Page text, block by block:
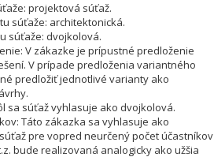
projektová súťaž.
súťaže: architektonická.
súťaže: dvojkolová.
V zákazke je prípustné predloženie
V prípade predloženia variantného
predložiť jednotlivé varianty ako
sa súťaž vyhlasuje ako dvojkolová.
Táto zákazka sa vyhlasuje ako
pre vopred neurčený počet účastníkov
bude realizovaná analogicky ako užšia